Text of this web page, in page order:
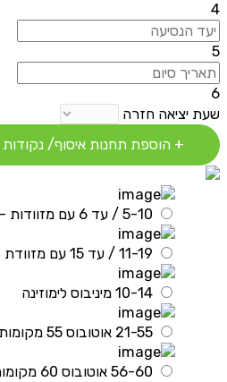
4
5
6
שעת יציאה חזרה
+ הוספת תחנות איסוף/ נקודות
5-10 / עד 6 עם מזוודות - מיניבוס 10
11-19 / עד 15 עם מזוודת - מיניבוס 19
10-14 מיניבוס לימוזינה
21-55 אוטובוס 55 מקומות
56-60 אוטובוס 60 מקומות